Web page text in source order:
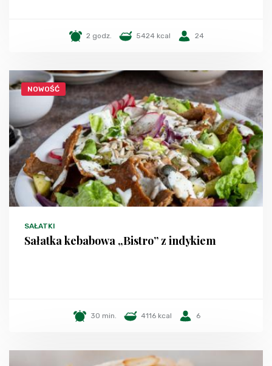
2 godz. 5424 kcal 24
NOWOŚĆ
SAŁATKI
Sałatka kebabowa „Bistro” z indykiem
30 min. 4116 kcal 6